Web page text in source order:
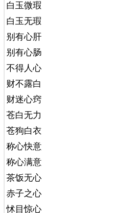
白玉微瑕
白玉无瑕
别有心肝
别有心肠
不得人心
财不露白
财迷心窍
苍白无力
苍狗白衣
称心快意
称心满意
茶饭无心
赤子之心
怵目惊心